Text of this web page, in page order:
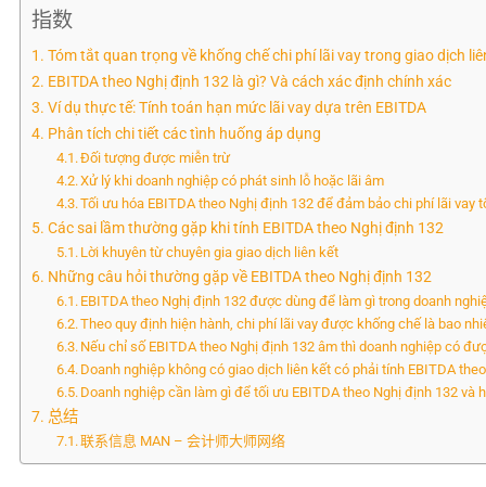
指数
Tóm tắt quan trọng về khống chế chi phí lãi vay trong giao dịch
EBITDA theo Nghị định 132 là gì? Và cách xác định chính xác
Ví dụ thực tế: Tính toán hạn mức lãi vay dựa trên EBITDA
Phân tích chi tiết các tình huống áp dụng
Đối tượng được miễn trừ
Xử lý khi doanh nghiệp có phát sinh lỗ hoặc lãi âm
Tối ưu hóa EBITDA theo Nghị định 132 để đảm bảo chi phí lãi vay
Các sai lầm thường gặp khi tính EBITDA theo Nghị định 132
Lời khuyên từ chuyên gia giao dịch liên kết
Những câu hỏi thường gặp về EBITDA theo Nghị định 132
EBITDA theo Nghị định 132 được dùng để làm gì trong doanh
Theo quy định hiện hành, chi phí lãi vay được khống chế là bao
Nếu chỉ số EBITDA theo Nghị định 132 âm thì doanh nghiệp có
Doanh nghiệp không có giao dịch liên kết có phải tính EBITDA
Doanh nghiệp cần làm gì để tối ưu EBITDA theo Nghị định 132 và
总结
联系信息 MAN – 会计师大师网络